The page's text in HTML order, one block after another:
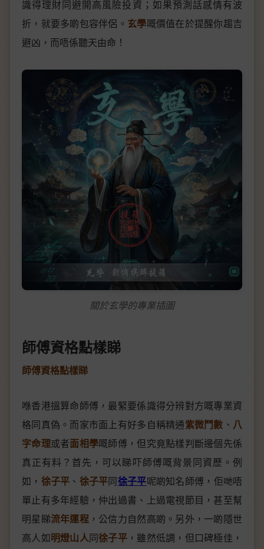
識得理財同避開高風險投資；如果預測話感情有波
折，就要多啲包容伴侶。 玄學嘅價值在於提醒你趨吉
避凶，而唔係聽天由命！
關於玄學的專業插圖
師傅資格點樣睇
師傅資格點樣睇
喺香港搵算命師傅，最緊要係識得分辨對方嘅專業資
格同真偽。而家市面上有好多自稱精通紫微鬥數 、 八
字命理或者面相學嘅師傅，但究竟點樣判斷邊個先係
真正有料？首先，可以睇吓師傅嘅背景同資歷。例
如， 徐子平 、 徐子平同徐子平呢啲知名師傅，佢哋唔
單止有多年經驗，仲出過書、上過電視節目，甚至幫
明星睇流年運程，公信力自然高啲。另外，一啲隱世
高人如明燈山人同徐子平 ，雖然低調，但口碑極佳，